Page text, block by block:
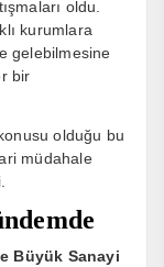
oldu.
kurumlara
gelebilmesine
bir
olduğu bu
müdahale
Büyük Sanayi